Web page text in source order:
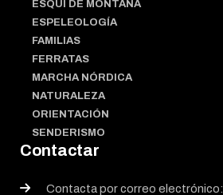
ESQUÍ DE MONTAÑA
ESPELEOLOGÍA
FAMILIAS
FERRATAS
MARCHA NÓRDICA
NATURALEZA
ORIENTACIÓN
SENDERISMO
Contactar
Contacta por correo electrónico: